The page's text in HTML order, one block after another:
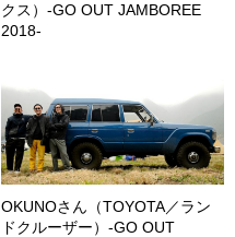
クス）-GO OUT JAMBOREE
2018-
OKUNOさん（TOYOTA／ラン
ドクルーザー）-GO OUT